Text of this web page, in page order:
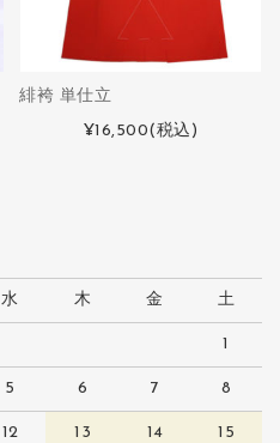
緋袴 単仕立
¥16,500(税込)
水 木 金 土
1
5 6 7 8
12 13 14 15